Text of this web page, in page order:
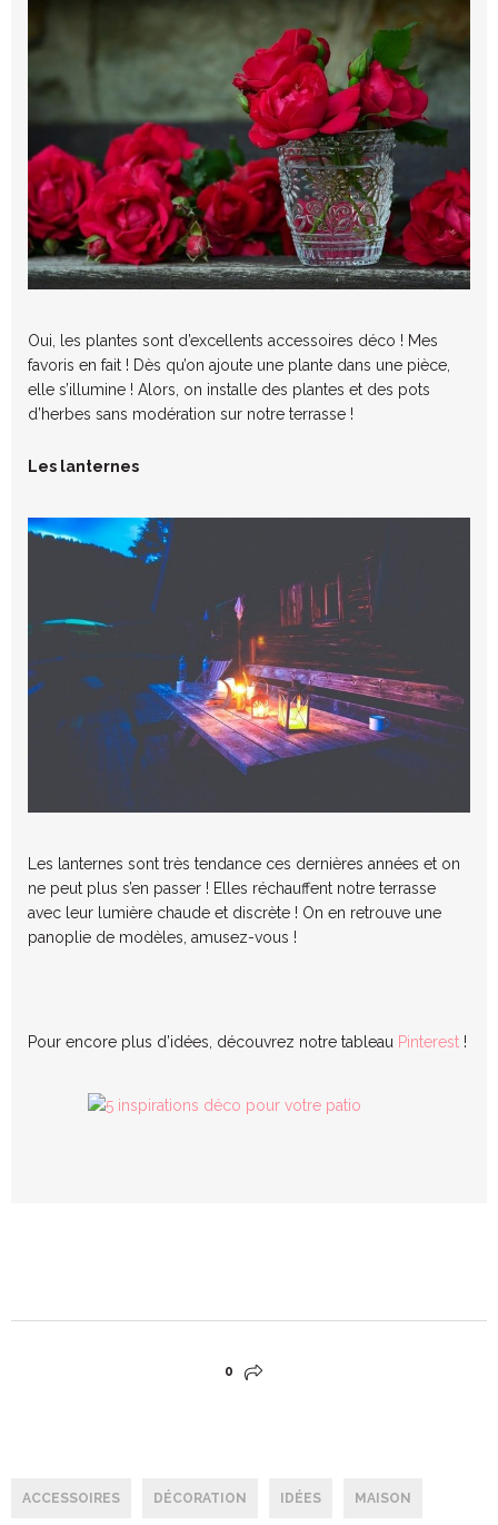
Oui, les plantes sont d’excellents accessoires déco ! Mes
favoris en fait ! Dès qu’on ajoute une plante dans une pièce,
elle s’illumine ! Alors, on installe des plantes et des pots
d’herbes sans modération sur notre terrasse !
Les lanternes
Les lanternes sont très tendance ces dernières années et on
ne peut plus s’en passer ! Elles réchauffent notre terrasse
avec leur lumière chaude et discrète ! On en retrouve une
panoplie de modèles, amusez-vous !
Pour encore plus d’idées, découvrez notre tableau Pinterest !
0
ACCESSOIRES DÉCORATION IDÉES MAISON